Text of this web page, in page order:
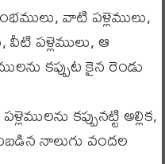
వాటి పళ్లెములు,
పళ్లెములు, ఆ
కప్పుట కైన రెండు
కప్పునట్టి అల్లిక,
నాలుగు వందల